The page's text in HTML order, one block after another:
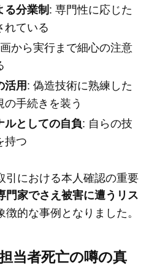
る分業制: 専門性に応じた
れている
から実行まで細心の注意
活用: 偽造技術に熟練した
手続きを装う
ルとしての自負: 自らの技
持つ
引における本人確認の重要
門家でさえ被害に遭うリス
徴的な事例となりました。
当者死亡の噂の真